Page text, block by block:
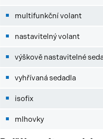
multifunkční volant
nastavitelný volant
výškově nastavitelné
vyhřívaná sedadla
isofix
mlhovky